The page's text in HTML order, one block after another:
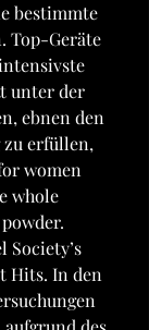
bestimmte
Top-Geräte
unter der
ebnen den
zu erfüllen,
women
whole
Society’s
Hits. In den